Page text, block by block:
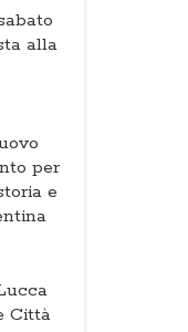
alla
per
e
Città